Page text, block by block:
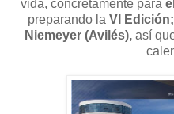
vida, concretamente para
preparando la VI Edición;
Niemeyer (Avilés),así